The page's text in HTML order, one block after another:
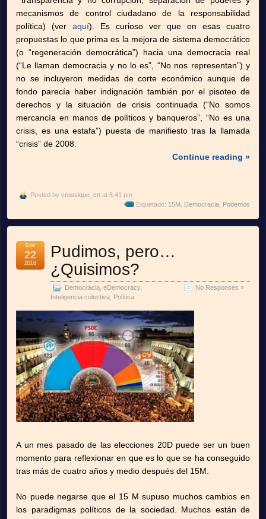
mecanismos de control ciudadano de la responsabilidad
política) (ver aquí). Es curioso ver que en esas cuatro
propuestas lo que prima es la mejora de sistema democrático
(o “regeneración democrática”) hacia una democracia real
(“Le llaman democracia y no lo es”, “No nos representan”) y
no se incluyeron medidas de corte económico aunque de
fondo parecía haber indignación también por el pisoteo de
derechos y la situación de crisis continuada (“No somos
mercancía en manos de políticos y banqueros”, “No es una
crisis, es una estafa”) puesta de manifiesto tras la llamada
“crisis” de 2008.
Continue reading »
Posted by crossique_cn at 6:41 pm
Eiquetado: 15M Democracia Podemos
Pudimos, pero…
¿Quisimos?
Democracia eDemocracy,
Inteligencia colectiva Política
No Responses »
Ene
22
2016
A un mes pasado de las elecciones 20D puede ser un buen
momento para reflexionar en que es lo que se ha conseguido
tras más de cuatro años y medio después del 15M.
No puede negarse que el 15 M supuso muchos cambios en
los paradigmas políticos de la sociedad. Muchos están de